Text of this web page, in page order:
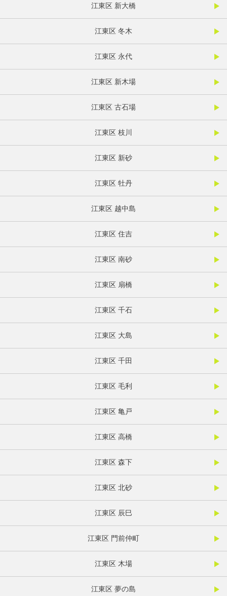
江東区 新大橋
江東区 冬木
江東区 永代
江東区 新木場
江東区 古石場
江東区 枝川
江東区 新砂
江東区 牡丹
江東区 越中島
江東区 住吉
江東区 南砂
江東区 扇橋
江東区 千石
江東区 大島
江東区 千田
江東区 毛利
江東区 亀戸
江東区 高橋
江東区 森下
江東区 北砂
江東区 辰巳
江東区 門前仲町
江東区 木場
江東区 夢の島